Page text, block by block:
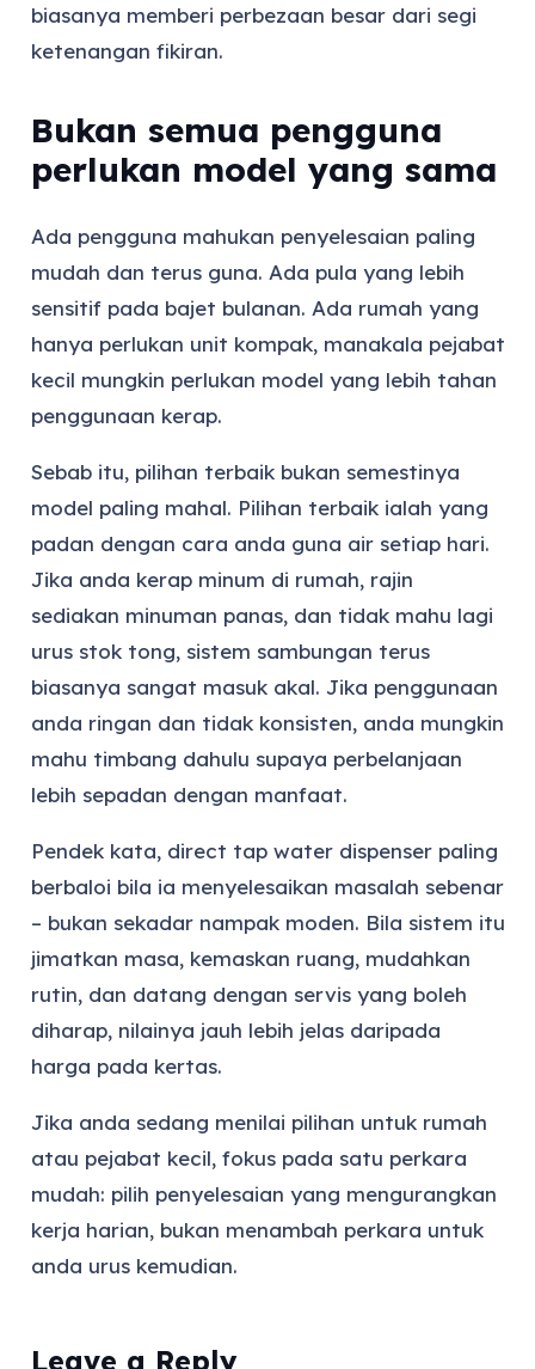
biasanya memberi perbezaan besar dari segi
ketenangan fikiran.
Bukan semua pengguna
perlukan model yang sama
Ada pengguna mahukan penyelesaian paling
mudah dan terus guna. Ada pula yang lebih
sensitif pada bajet bulanan. Ada rumah yang
hanya perlukan unit kompak, manakala pejabat
kecil mungkin perlukan model yang lebih tahan
penggunaan kerap.
Sebab itu, pilihan terbaik bukan semestinya
model paling mahal. Pilihan terbaik ialah yang
padan dengan cara anda guna air setiap hari.
Jika anda kerap minum di rumah, rajin
sediakan minuman panas, dan tidak mahu lagi
urus stok tong, sistem sambungan terus
biasanya sangat masuk akal. Jika penggunaan
anda ringan dan tidak konsisten, anda mungkin
mahu timbang dahulu supaya perbelanjaan
lebih sepadan dengan manfaat.
Pendek kata, direct tap water dispenser paling
berbaloi bila ia menyelesaikan masalah sebenar
– bukan sekadar nampak moden. Bila sistem itu
jimatkan masa, kemaskan ruang, mudahkan
rutin, dan datang dengan servis yang boleh
diharap, nilainya jauh lebih jelas daripada
harga pada kertas.
Jika anda sedang menilai pilihan untuk rumah
atau pejabat kecil, fokus pada satu perkara
mudah: pilih penyelesaian yang mengurangkan
kerja harian, bukan menambah perkara untuk
anda urus kemudian.
Leave a Reply